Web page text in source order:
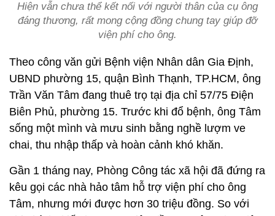
Hiện vẫn chưa thể kết nối với người thân của cụ ông
đáng thương, rất mong cộng đồng chung tay giúp đỡ
viện phí cho ông.
Theo công văn gửi Bệnh viện Nhân dân Gia Định,
UBND phường 15, quận Bình Thạnh, TP.HCM, ông
Trần Văn Tâm đang thuê trọ tại địa chỉ 57/75 Điện
Biên Phủ, phường 15. Trước khi đổ bệnh, ông Tâm
sống một mình và mưu sinh bằng nghề lượm ve
chai, thu nhập thấp và hoàn cảnh khó khăn.
Gần 1 tháng nay, Phòng Công tác xã hội đã đứng ra
kêu gọi các nhà hảo tâm hỗ trợ viện phí cho ông
Tâm, nhưng mới được hơn 30 triệu đồng. So với